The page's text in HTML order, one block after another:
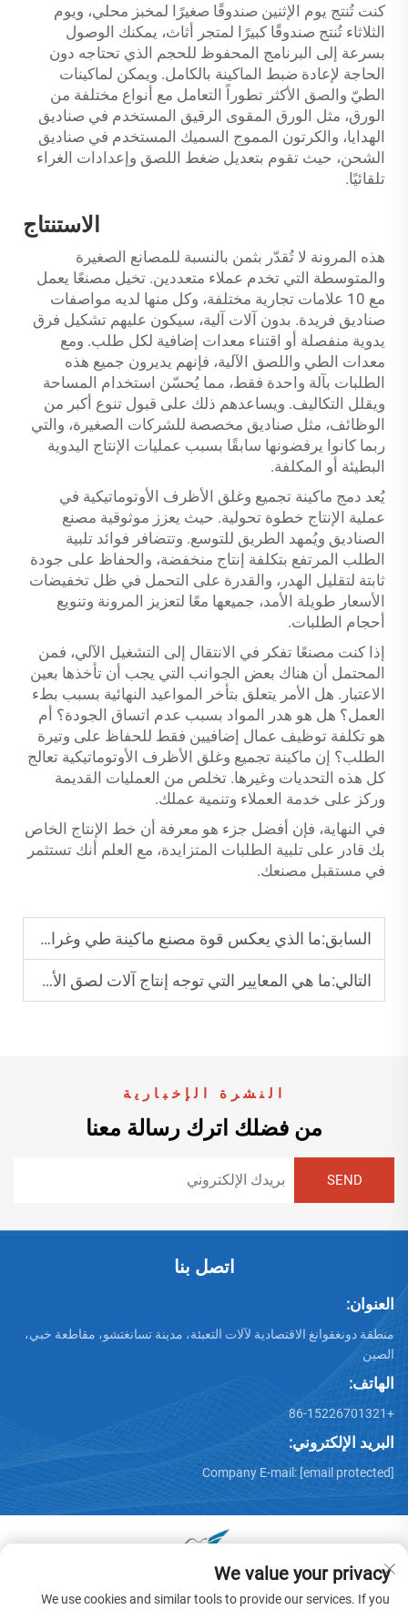
كنت تُنتج يوم الإثنين صندوقًا صغيرًا لمخبز محلي، ويوم
الثلاثاء تُنتج صندوقًا كبيرًا لمتجر أثاث، يمكنك الوصول
بسرعة إلى البرنامج المحفوظ للحجم الذي تحتاجه دون
الحاجة لإعادة ضبط الماكينة بالكامل. ويمكن لماكينات
الطيّ والصق الأكثر تطوراً التعامل مع أنواع مختلفة من
الورق، مثل الورق المقوى الرقيق المستخدم في صناديق
الهدايا، والكرتون المموج السميك المستخدم في صناديق
الشحن، حيث تقوم بتعديل ضغط اللصق وإعدادات الغراء
تلقائيًا.
الاستنتاج
هذه المرونة لا تُقدّر بثمن بالنسبة للمصانع الصغيرة
والمتوسطة التي تخدم عملاء متعددين. تخيل مصنعًا يعمل
مع 10 علامات تجارية مختلفة، وكل منها لديه مواصفات
صناديق فريدة. بدون آلات آلية، سيكون عليهم تشكيل فرق
يدوية منفصلة أو اقتناء معدات إضافية لكل طلب. ومع
معدات الطي واللصق الآلية، فإنهم يديرون جميع هذه
الطلبات بآلة واحدة فقط، مما يُحسّن استخدام المساحة
ويقلل التكاليف. ويساعدهم ذلك على قبول تنوع أكبر من
الوظائف، مثل صناديق مخصصة للشركات الصغيرة، والتي
ربما كانوا يرفضونها سابقًا بسبب عمليات الإنتاج اليدوية
البطيئة أو المكلفة.
يُعد دمج ماكينة تجميع وغلق الأظرف الأوتوماتيكية في
عملية الإنتاج خطوة تحولية. حيث يعزز موثوقية مصنع
الصناديق ويُمهد الطريق للتوسع. وتتضافر فوائد تلبية
الطلب المرتفع بتكلفة إنتاج منخفضة، والحفاظ على جودة
ثابتة لتقليل الهدر، والقدرة على التحمل في ظل تخفيضات
الأسعار طويلة الأمد، جميعها معًا لتعزيز المرونة وتنويع
أحجام الطلبات.
إذا كنت مصنعًا تفكر في الانتقال إلى التشغيل الآلي، فمن
المحتمل أن هناك بعض الجوانب التي يجب أن تأخذها بعين
الاعتبار. هل الأمر يتعلق بتأخر المواعيد النهائية بسبب بطء
العمل؟ هل هو هدر المواد بسبب عدم اتساق الجودة؟ أم
هو تكلفة توظيف عمال إضافيين فقط للحفاظ على وتيرة
الطلب؟ إن ماكينة تجميع وغلق الأظرف الأوتوماتيكية تعالج
كل هذه التحديات وغيرها. تخلص من العمليات القديمة
وركز على خدمة العملاء وتنمية عملك.
في النهاية، فإن أفضل جزء هو معرفة أن خط الإنتاج الخاص
بك قادر على تلبية الطلبات المتزايدة، مع العلم أنك تستثمر
في مستقبل مصنعك.
السابق:ما الذي يعكس قوة مصنع ماكينة طي وغراء الأكياس؟
التالي:ما هي المعايير التي توجه إنتاج آلات لصق الأظرف؟
النشرة الإخبارية
من فضلك اترك رسالة معنا
اتصل بنا
العنوان:
منطقة دونغقوانغ الاقتصادية لآلات التعبئة، مدينة تسانغتشو، مقاطعة خبي،
الصين
الهاتف:
+86-15226701321
البريد الإلكتروني:
Company E-mail: [email protected]
جميع الحقوق محفوظة © 2025 بواسطة دونغقوانغ هوايو عربة آلات
We value your privacy
We use cookies and similar tools to provide our services. If you